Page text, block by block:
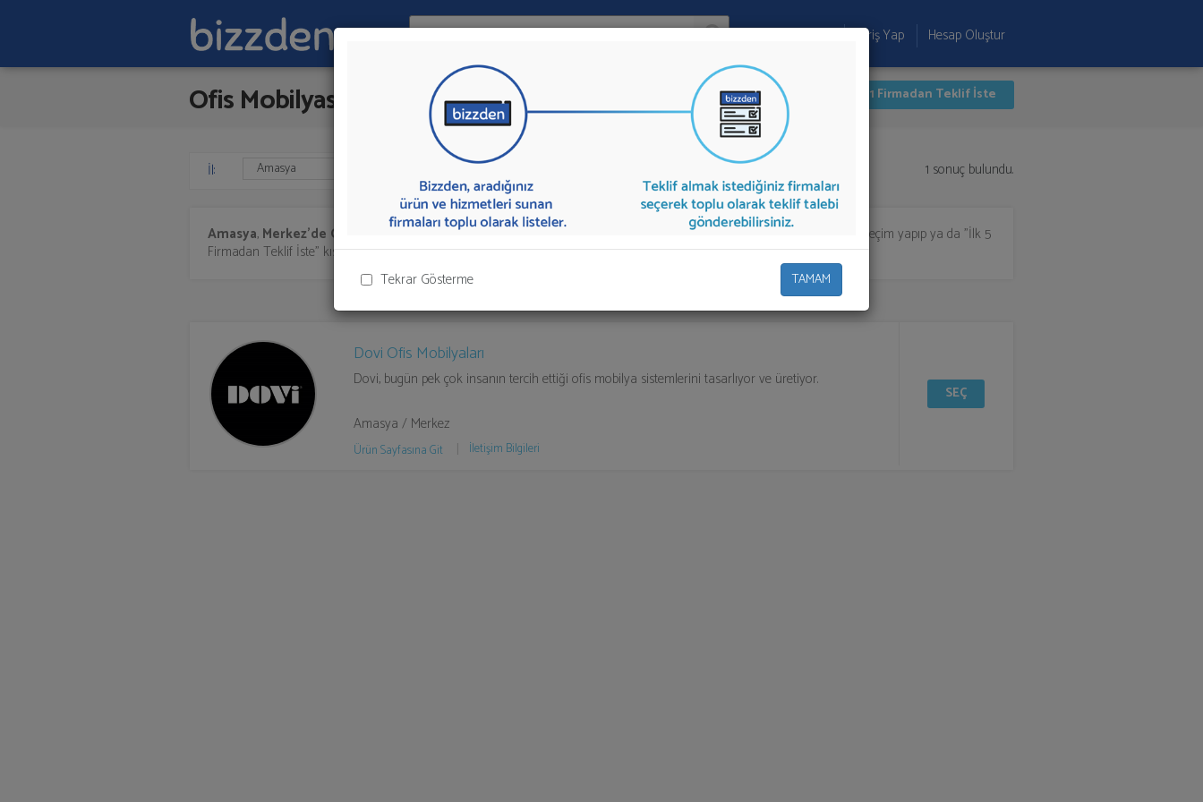
Tekrar Gösterme TAMAM
Ara:
Firma Ekle Giriş Yap Hesap Oluştur
Ofis Mobilyası İlk 1 Firmadan Teklif İste
İl: 1 sonuç bulundu.
Amasya, Merkez'de Ofis Mobilyasısunan firmalar aşağıda listelenmektedir. Ofis Mobilyasıteklifi almak için listeden seçim yapıp ya da "İlk 5
Firmadan Teklif İste" kısmından toplu olarak teklif talebinizi firmalara aktarabilirsiniz.
Dovi Ofis Mobilyaları
Dovi, bugün pek çok insanın tercih ettiği ofis mobilya sistemlerini tasarlıyor ve üretiyor.
Amasya / Merkez
Ürün Sayfasına Git İletişim Bilgileri
SEÇ